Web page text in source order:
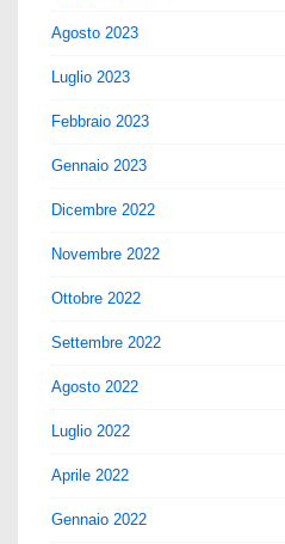
Agosto 2023
Luglio 2023
Febbraio 2023
Gennaio 2023
Dicembre 2022
Novembre 2022
Ottobre 2022
Settembre 2022
Agosto 2022
Luglio 2022
Aprile 2022
Gennaio 2022